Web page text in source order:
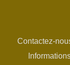
Contactez-